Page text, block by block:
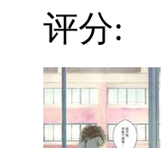
评分: